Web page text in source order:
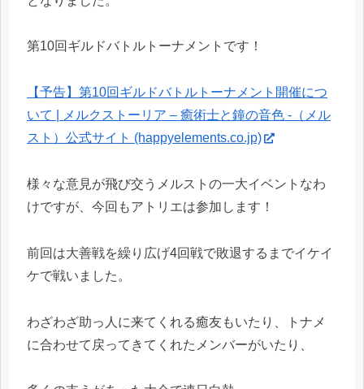
第10回ギルドバトルトーナメントです！
【予告】第10回ギルドバトルトーナメント開催につ
いて | メルクストーリア – 癒術士と鐘の音色 -（メル
スト）公式サイト (happyelements.co.jp)
様々な意見が飛び交うメルストの一大イベントなわ
けですが、今回もアトリエは参加します！
前回は大善戦を繰り広げ4回戦で敗退するまでイケイ
ケで戦いました。
わざわざ助っ人に来てくれる癒友もいたり、トナメ
に合わせて戻ってきてくれたメンバーがいたり、